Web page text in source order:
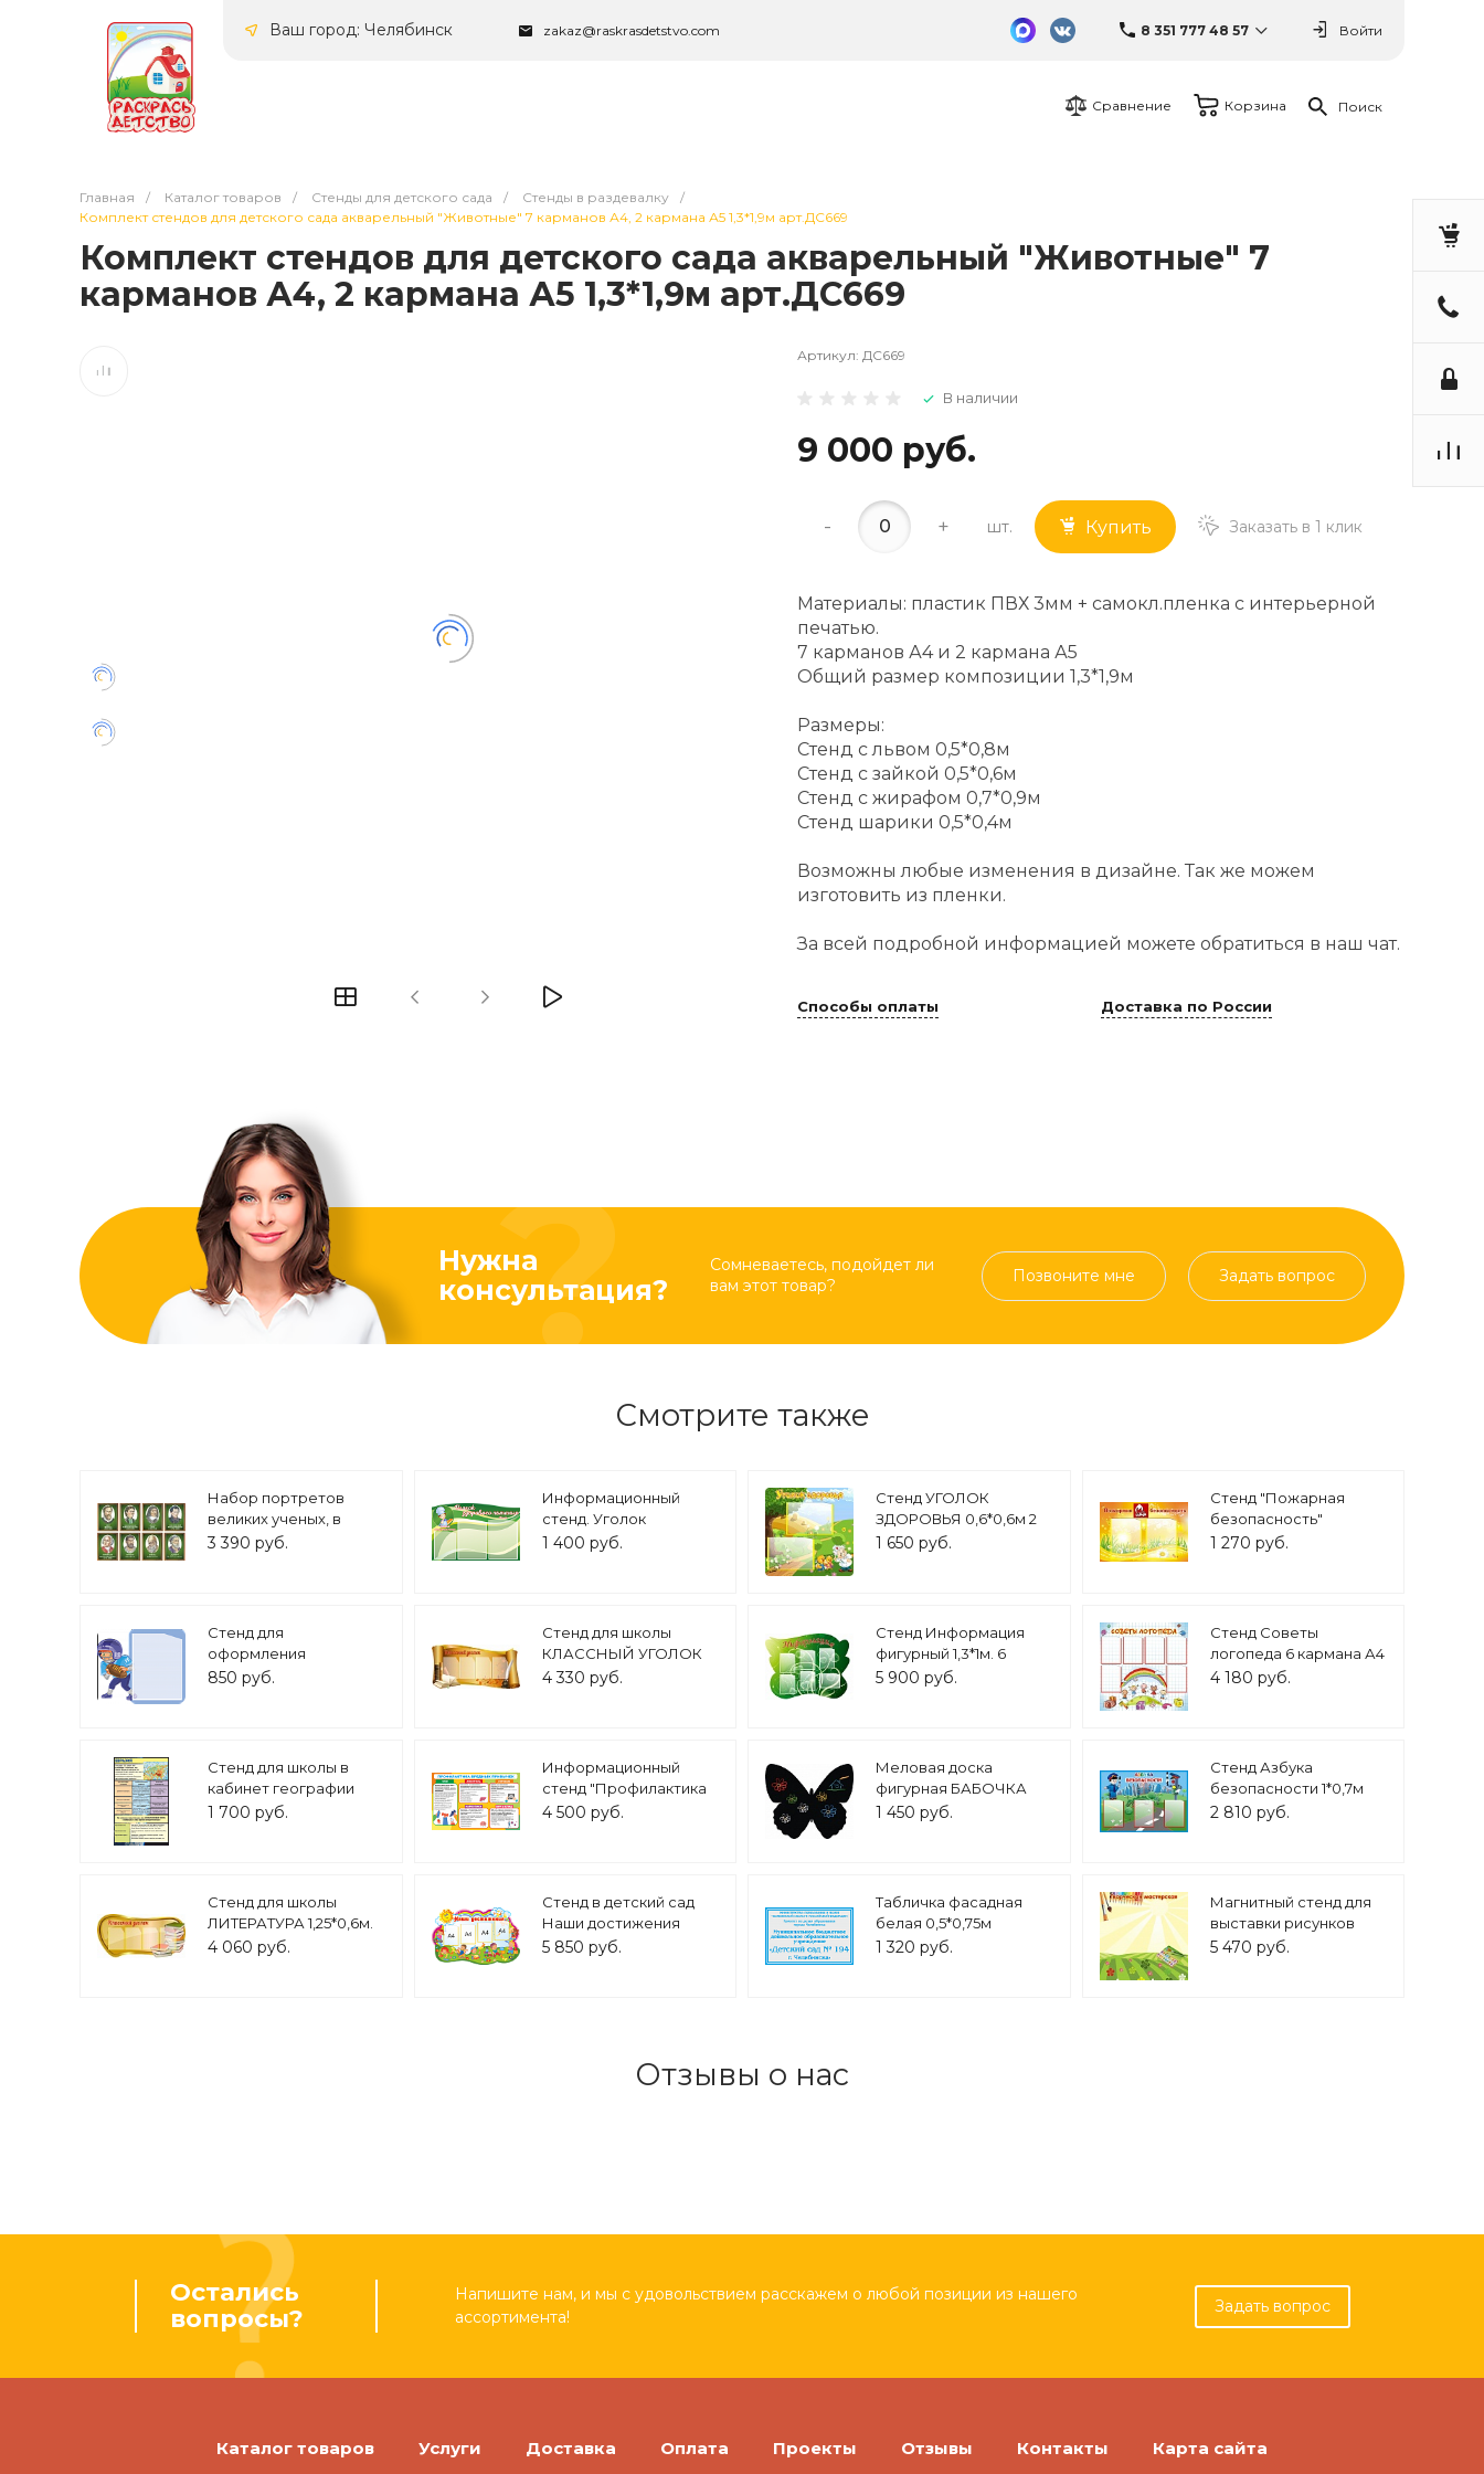
Ваш город: Челябинск zakaz@raskrasdetstvo.com 8 351 777 48 57 Войти
Сравнение Корзина Поиск
Главная / Каталог товаров / Стенды для детского сада / Стенды в раздевалку
/
Комплект стендов для детского сада акварельный "Животные" 7 карманов А4, 2 кармана А5 1,3*1,9м арт.ДС669
Комплект стендов для детского сада акварельный "Животные" 7
карманов А4, 2 кармана А5 1,3*1,9м арт.ДС669
Артикул: ДС669
В наличии
9 000 руб.
- + шт. Купить Заказать в 1 клик
Материалы: пластик ПВХ 3мм + самокл.пленка с интерьерной
печатью.
7 карманов А4 и 2 кармана А5
Общий размер композиции 1,3*1,9м
Размеры:
Стенд с львом 0,5*0,8м
Стенд с зайкой 0,5*0,6м
Стенд с жирафом 0,7*0,9м
Стенд шарики 0,5*0,4м
Возможны любые изменения в дизайне. Так же можем
изготовить из пленки.
За всей подробной информацией можете обратиться в наш чат.
Способы оплаты Доставка по России
Нужна
консультация?
Сомневаетесь, подойдет ли
вам этот товар?
Позвоните мне Задать вопрос
Смотрите также
Набор портретов
великих ученых, в
кабинет математики.
3 390 руб.
Информационный
стенд. Уголок
здорового питания.
1 400 руб.
Стенд УГОЛОК
ЗДОРОВЬЯ 0,6*0,6м 2
кармана арт. 3447
1 650 руб.
Стенд "Пожарная
безопасность"
0,65*0,45м 2 кармана
1 270 руб.
Стенд для
оформления
спортивного зала
850 руб.
Стенд для школы
КЛАССНЫЙ УГОЛОК
1,3*0,65м. 4 кармана
4 330 руб.
Стенд Информация
фигурный 1,3*1м. 6
карманов арт.781
5 900 руб.
Стенд Советы
логопеда 6 кармана А4
арт.ЛГ713
4 180 руб.
Стенд для школы в
кабинет географии
ЕВРАЗИЯ 0,55*0,87м
1 700 руб.
Информационный
стенд "Профилактика
вредных привычек"
4 500 руб.
Меловая доска
фигурная БАБОЧКА
60*50см арт. 2376
1 450 руб.
Стенд Азбука
безопасности 1*0,7м
арт. 3289
2 810 руб.
Стенд для школы
ЛИТЕРАТУРА 1,25*0,6м.
4 кармана арт. 2927
4 060 руб.
Стенд в детский сад
Наши достижения
"Веселые детки"
5 850 руб.
Табличка фасадная
белая 0,5*0,75м
арт.ТАБ601
1 320 руб.
Магнитный стенд для
выставки рисунков
1,25*1,25м НАШЕ
5 470 руб.
Отзывы о нас
Остались
вопросы?
Напишите нам, и мы с удовольствием расскажем о любой позиции из нашего
ассортимента!
Задать вопрос
Каталог товаров Услуги Доставка Оплата Проекты Отзывы Контакты Карта сайта